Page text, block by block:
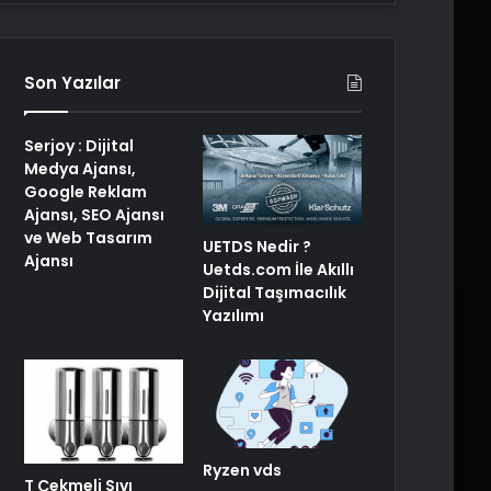
Son Yazılar
Serjoy : Dijital
Medya Ajansı,
Google Reklam
Ajansı, SEO Ajansı
ve Web Tasarım
Ajansı
UETDS Nedir ?
Uetds.com İle Akıllı
Dijital Taşımacılık
Yazılımı
T Çekmeli Sıvı
Ryzen vds